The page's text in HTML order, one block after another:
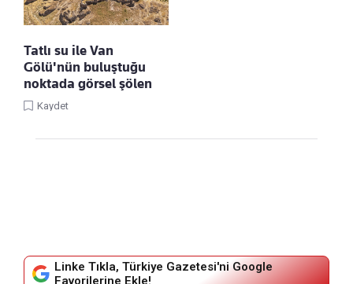
Tatlı su ile Van
Gölü'nün buluştuğu
noktada görsel şölen
Kaydet
Linke Tıkla, Türkiye Gazetesi'ni Google
Favorilerine Ekle!